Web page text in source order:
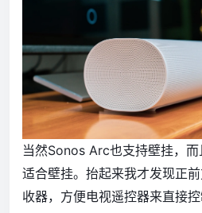
当然Sonos Arc也支持壁挂，
适合壁挂。抬起来我才发现正
收器，方便电视遥控器来直接控